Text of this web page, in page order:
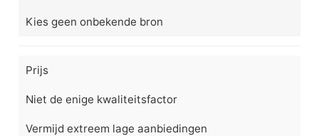
Kies geen onbekende bron
Prijs
Niet de enige kwaliteitsfactor
Vermijd extreem lage aanbiedingen